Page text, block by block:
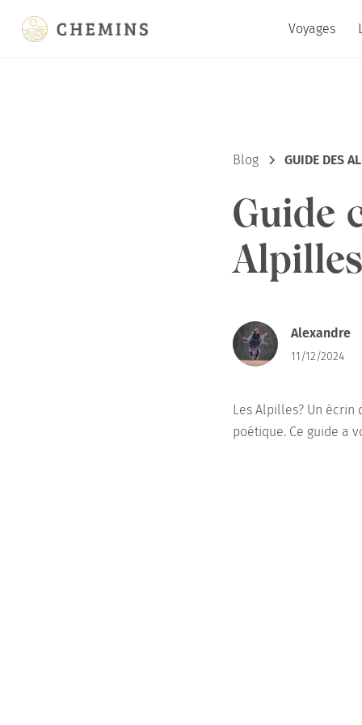
Voyages
Blog GUIDE DES
Guide
Alexandre
11/12/2024
Les Alpilles? Un
poétique. Ce guide a